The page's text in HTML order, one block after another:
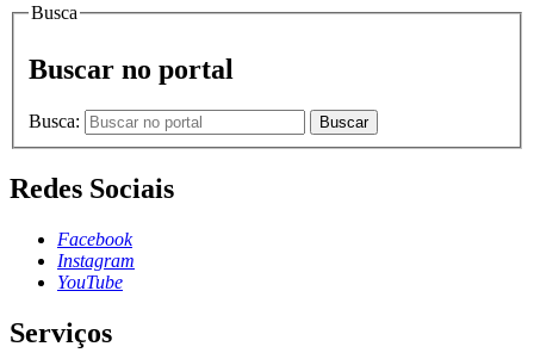
Busca
Buscar no portal
Busca: Buscar
Redes Sociais
Facebook
Instagram
YouTube
Serviços